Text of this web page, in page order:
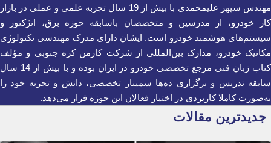
مهندس سپهر علیمحمدی با بیش از 19 سال تجربه علمی و عملی در بازار
کار خودرو، از مدرسین و متخصصان باسابقه حوزه برق، انژکتور و
سیستم‌های هوشمند خودرو است. ایشان دارای مدرک مهندسی تکنولوژی
مکانیک خودرو، مدارک بین‌المللی از شرکت کارمن کره جنوبی و مؤلف
کتاب زبان فنی مرجع تخصصی خودرو در ایران بوده و با بیش از 14 سال
سابقه تدریس و برگزاری ده‌ها سمینار تخصصی، دانش و تجربه خود را
به‌صورت کاملا کاربردی در اختیار فعالان این حوزه قرار می‌دهد.
جدیدترین مقالات